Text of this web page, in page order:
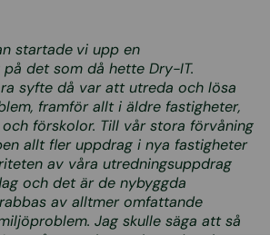
startade vi upp en
det som då hette Dry-IT.
syfte då var att utreda och lösa
framför allt i äldre fastigheter,
förskolor. Till vår stora förvåning
allt fler uppdrag i nya fastigheter
av våra utredningsuppdrag
och det är de nybyggda
av alltmer omfattande
Jag skulle säga att så